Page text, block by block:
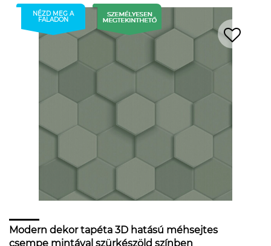
NÉZD MEG A
FALADON
Modern dekor tapéta 3D hatású méhsejtes
csempe mintával szürkészöld színben